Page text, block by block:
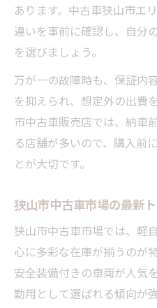
中古車狭山市な
口コミや評判を
中古車選びなら現車確
中古車現車確認
は
狭山市中古車で
中古車の状態把握
現車確認で差がつ
ント
中古車現車確認
め
軽自動車も豊富な中古
あります。中古車狭山市エ
違いを事前に確認し、自分
を選びましょう。
万が一の故障時も、保証内
を抑えられ、想定外の出費
市中古車販売店では、納車
る店舗が多いので、購入前
とが大切です。
狭山市中古車市場の最新
狭山市中古車市場では、軽
心に多彩な在庫が揃うのが
安全装備付きの車両が人気
勤用として選ばれる傾向が